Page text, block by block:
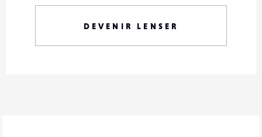
DEVENIR LENSER